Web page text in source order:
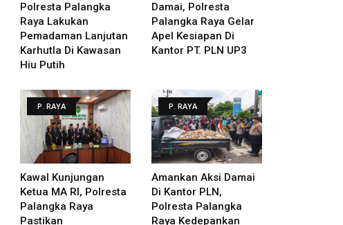
Polresta Palangka
Raya Lakukan
Pemadaman Lanjutan
Karhutla Di Kawasan
Hiu Putih
Damai, Polresta
Palangka Raya Gelar
Apel Kesiapan Di
Kantor PT. PLN UP3
P. RAYA
Kawal Kunjungan
Ketua MA RI, Polresta
Palangka Raya
Pastikan
P. RAYA
Amankan Aksi Damai
Di Kantor PLN,
Polresta Palangka
Raya Kedepankan